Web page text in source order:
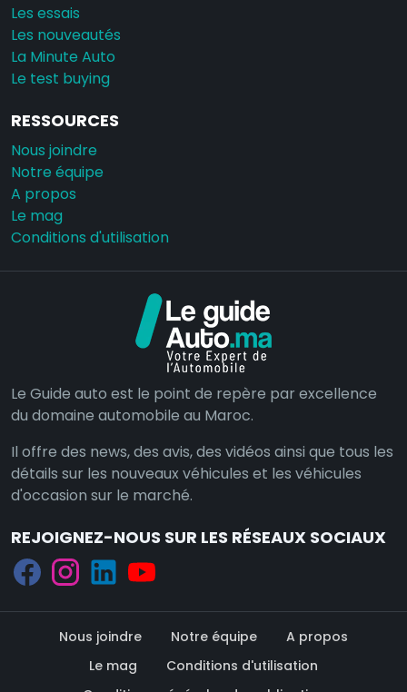
Les essais
Les nouveautés
La Minute Auto
Le test buying
RESSOURCES
Nous joindre
Notre équipe
A propos
Le mag
Conditions d'utilisation
Le Guide auto est le point de repère par excellence
du domaine automobile au Maroc.
Il offre des news, des avis, des vidéos ainsi que tous les
détails sur les nouveaux véhicules et les véhicules
d'occasion sur le marché.
REJOIGNEZ-NOUS SUR LES RÉSEAUX SOCIAUX
Nous joindre Notre équipe
A propos
Le mag
Conditions d'utilisation